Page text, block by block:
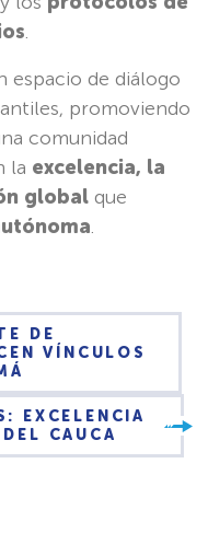
.
espacio de diálogo
promoviendo
comunidad
la excelencia, la
global que
.
DE
VÍNCULOS
EXCELENCIA
CAUCA